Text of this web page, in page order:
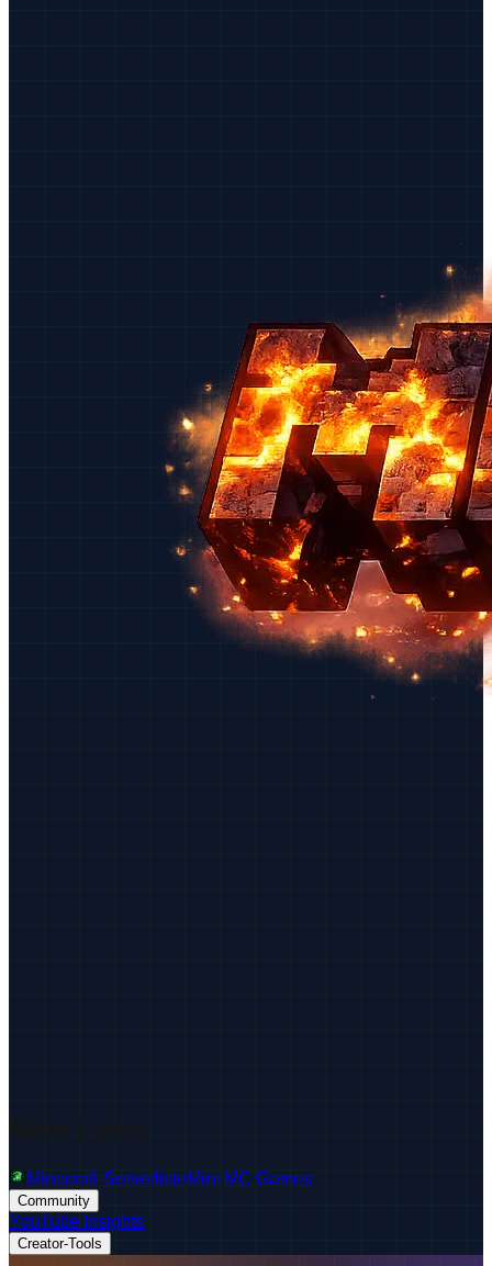
Minecraft-ServerlisteMini MC Games
Community
YouTube Insights
Creator-Tools